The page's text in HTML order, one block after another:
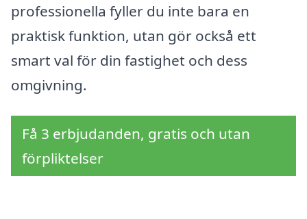
professionella fyller du inte bara en
praktisk funktion, utan gör också ett
smart val för din fastighet och dess
omgivning.
Få 3 erbjudanden, gratis och utan
förpliktelser